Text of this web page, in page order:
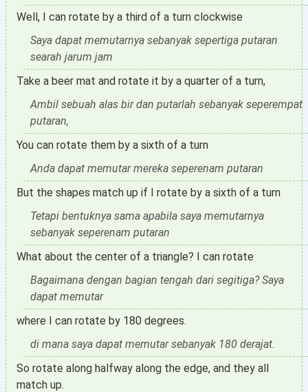
Well, I can rotate by a third of a turn clockwise
Saya dapat memutarnya sebanyak sepertiga putaran
searah jarum jam
Take a beer mat and rotate it by a quarter of a turn,
Ambil sebuah alas bir dan putarlah sebanyak seperempat
putaran,
You can rotate them by a sixth of a turn
Anda dapat memutar mereka seperenam putaran
But the shapes match up if I rotate by a sixth of a turn
Tetapi bentuknya sama apabila saya memutarnya
sebanyak seperenam putaran
What about the center of a triangle? I can rotate
Bagaimana dengan bagian tengah dari segitiga? Saya
dapat memutar
where I can rotate by 180 degrees.
di mana saya dapat memutar sebanyak 180 derajat.
So rotate along halfway along the edge, and they all
match up.